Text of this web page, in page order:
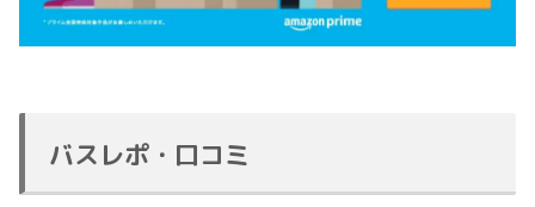
バスレポ・口コミ